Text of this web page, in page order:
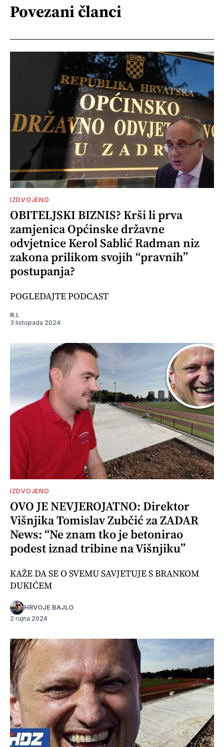
Povezani članci
IZDVOJENO
OBITELJSKI BIZNIS? Krši li prva
zamjenica Općinske državne
odvjetnice Kerol Sablić Radman niz
zakona prilikom svojih “pravnih”
postupanja?
POGLEDAJTE PODCAST
R.I.
3 listopada 2024
IZDVOJENO
OVO JE NEVJEROJATNO: Direktor
Višnjika Tomislav Zubčić za ZADAR
News: “Ne znam tko je betonirao
podest iznad tribine na Višnjiku”
KAŽE DA SE O SVEMU SAVJETUJE S BRANKOM
DUKIĆEM
HRVOJE BAJLO
2 rujna 2024